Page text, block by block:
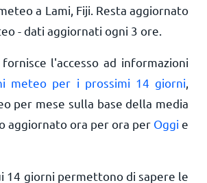
a Lami, Fiji. Resta aggiornato
- dati aggiornati ogni 3 ore.
l'accesso ad informazioni
meteo per i prossimi 14 giorni
per mese sulla base della media
aggiornato ora per ora per Oggi e
14 giorni permettono di sapere le